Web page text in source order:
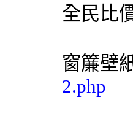
全民比
窗簾壁
2.php